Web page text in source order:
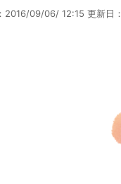
2016/09/06/ 12:15 更新日：